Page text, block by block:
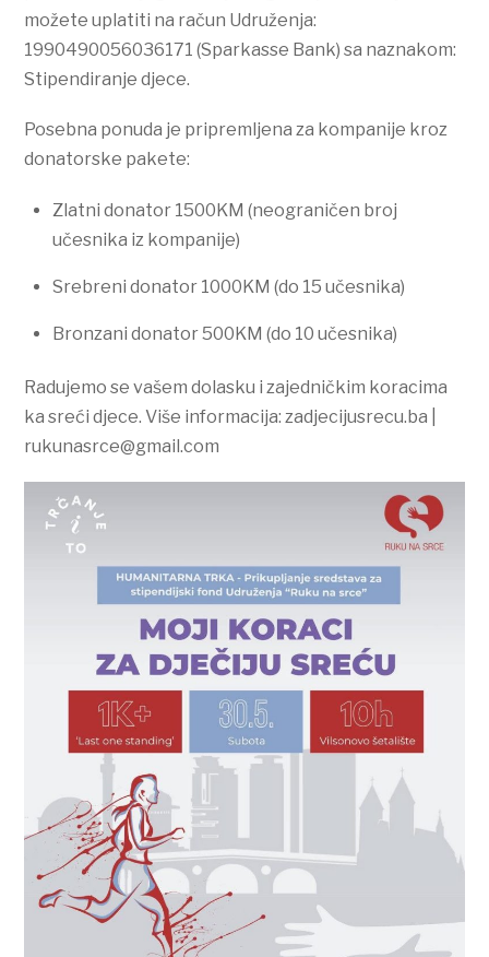
možete uplatiti na račun Udruženja:
1990490056036171 (Sparkasse Bank) sa naznakom:
Stipendiranje djece.
Posebna ponuda je pripremljena za kompanije kroz
donatorske pakete:
Zlatni donator 1500KM (neograničen broj
učesnika iz kompanije)
Srebreni donator 1000KM (do 15 učesnika)
Bronzani donator 500KM (do 10 učesnika)
Radujemo se vašem dolasku i zajedničkim koracima
ka sreći djece. Više informacija: zadjecijusrecu.ba |
rukunasrce@gmail.com